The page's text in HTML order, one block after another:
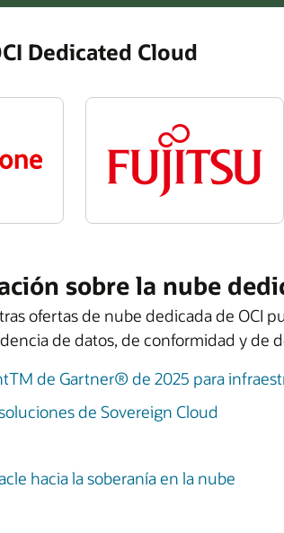
Dedicated Cloud
sobre la nube
ofertas de nube dedicada de OCI
de datos, de conformidad y de
de Gartner® de 2025 para
de Sovereign Cloud
hacia la soberanía en la nube